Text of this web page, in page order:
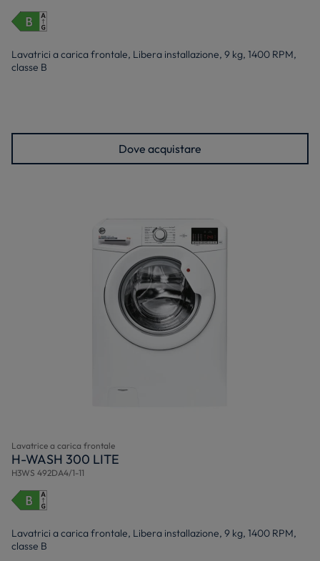
Lavatrici a carica frontale, Libera installazione, 9 kg, 1400 RPM,
classe B
Dove acquistare
Lavatrice a carica frontale
H-WASH 300 LITE
H3WS 492DA4/1-11
Lavatrici a carica frontale, Libera installazione, 9 kg, 1400 RPM,
classe B